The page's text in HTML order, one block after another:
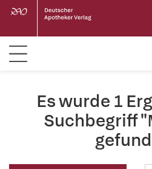
Es wurde 1
Suchbegriff